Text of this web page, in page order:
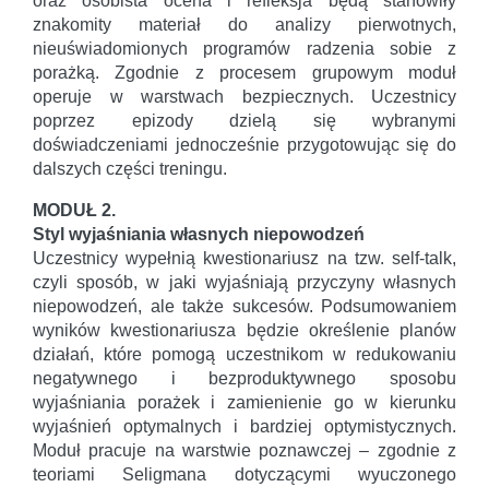
znakomity materiał do analizy pierwotnych,
nieuświadomionych programów radzenia sobie z
porażką. Zgodnie z procesem grupowym moduł
operuje w warstwach bezpiecznych. Uczestnicy
poprzez epizody dzielą się wybranymi
doświadczeniami jednocześnie przygotowując się do
dalszych części treningu.
MODUŁ 2.
Styl wyjaśniania własnych niepowodzeń
Uczestnicy wypełnią kwestionariusz na tzw. self-talk,
czyli sposób, w jaki wyjaśniają przyczyny własnych
niepowodzeń, ale także sukcesów. Podsumowaniem
wyników kwestionariusza będzie określenie planów
działań, które pomogą uczestnikom w redukowaniu
negatywnego i bezproduktywnego sposobu
wyjaśniania porażek i zamienienie go w kierunku
wyjaśnień optymalnych i bardziej optymistycznych.
Moduł pracuje na warstwie poznawczej – zgodnie z
teoriami Seligmana dotyczącymi wyuczonego